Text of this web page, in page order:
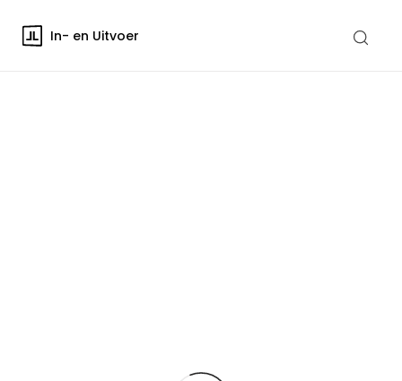
In- en Uitvoer